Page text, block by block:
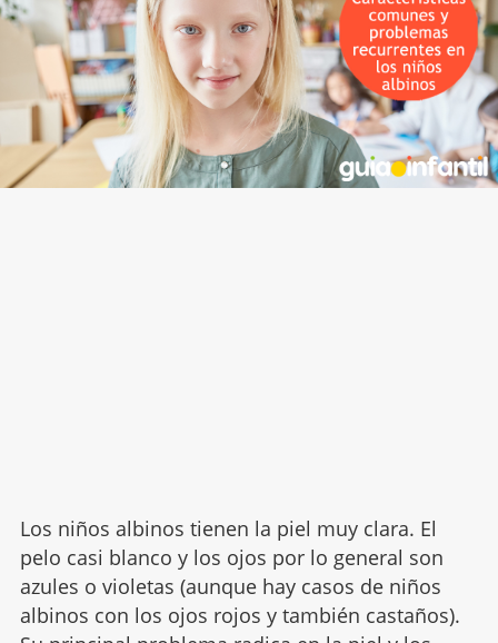
Los niños albinos tienen la piel muy clara. El
pelo casi blanco y los ojos por lo general son
azules o violetas (aunque hay casos de niños
albinos con los ojos rojos y también castaños).